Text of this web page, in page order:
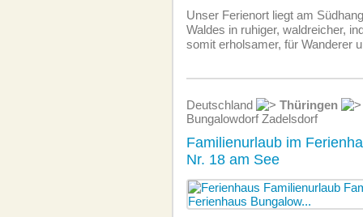
Unser Ferienort liegt am
Waldes in ruhiger, waldreicher,
somit erholsamer, für Wanderer
Deutschland Thüringen
Bungalowdorf Zadelsdorf
Familienurlaub im
Nr. 18 am See